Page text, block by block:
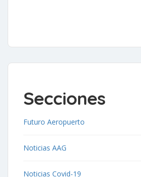
Secciones
Futuro Aeropuerto
Noticias AAG
Noticias Covid-19